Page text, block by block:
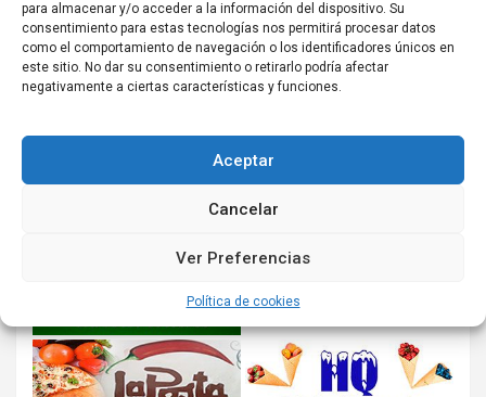
para almacenar y/o acceder a la información del dispositivo. Su
consentimiento para estas tecnologías nos permitirá procesar datos
como el comportamiento de navegación o los identificadores únicos en
este sitio. No dar su consentimiento o retirarlo podría afectar
negativamente a ciertas características y funciones.
Aceptar
Cancelar
Ver Preferencias
Política de cookies